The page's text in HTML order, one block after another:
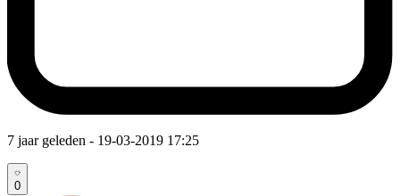
7 jaar geleden - 19-03-2019 17:25
0